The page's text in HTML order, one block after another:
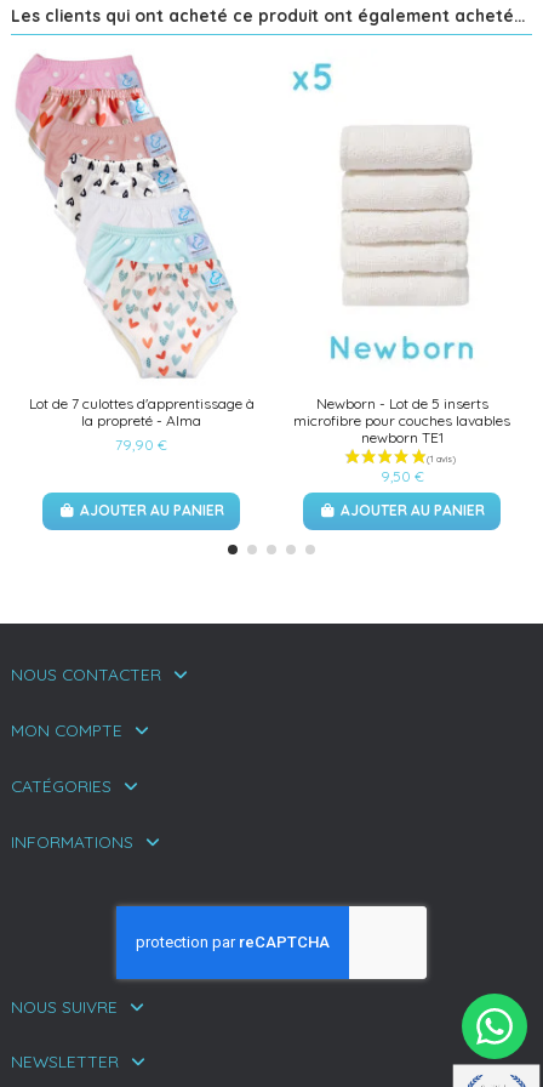
Les clients qui ont acheté ce produit ont également acheté...
Lot de 7 culottes d'apprentissage à
la propreté - Alma
79,90 €
AJOUTER AU PANIER
Newborn - Lot de 5 inserts
microfibre pour couches lavables
newborn TE1
9,50 €
AJOUTER AU PANIER
NOUS CONTACTER
MON COMPTE
CATÉGORIES
INFORMATIONS
NOUS SUIVRE
NEWSLETTER